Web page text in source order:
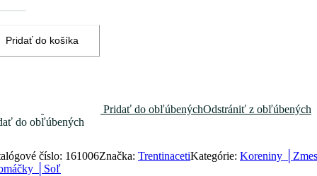
Pridať do košíka
Pridať do obľúbenýchOdstrániť z obľúbených
do obľúbených
číslo: 161006Značka: TrentinacetiKategórie: Koreniny
│Soľ